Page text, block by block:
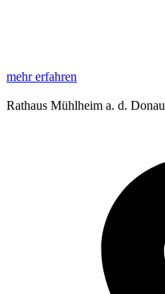
mehr erfahren
Rathaus Mühlheim a. d. Donau